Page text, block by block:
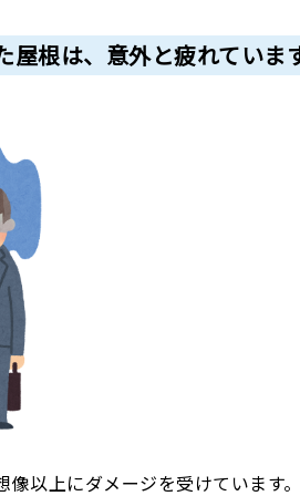
屋根は、意外と疲れていま
像以上にダメージを受けています